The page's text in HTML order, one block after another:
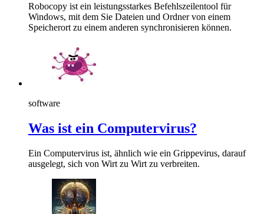
Robocopy ist ein leistungsstarkes Befehlszeilentool für
Windows, mit dem Sie Dateien und Ordner von einem
Speicherort zu einem anderen synchronisieren können.
software
Was ist ein Computervirus?
Ein Computervirus ist, ähnlich wie ein Grippevirus, darauf
ausgelegt, sich von Wirt zu Wirt zu verbreiten.